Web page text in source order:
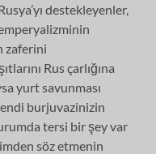
destekleyenler,
zaferini
Rus çarlığına
yurt savunması
burjuvazinizin
tersi bir şey var
söz etmenin